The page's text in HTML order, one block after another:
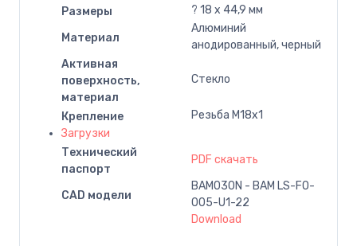
Размеры
? 18 x 44,9 мм
Материал
Алюминий
анодированный, черный
Активная
поверхность,
материал
Cтекло
Крепление
Резьба M18x1
Загрузки
Технический
паспорт
PDF скачать
CAD модели
BAM030N - BAM LS-FO-
005-U1-22
Download